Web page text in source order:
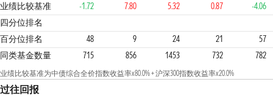
业绩比较基准
-1.72 7.80 5.32 0.87
-4.06
四分位排名
2 1 1 1 3 3
百分位排名 48 9 24 21
57
同类基金数量
715 856 1453 732 782
业绩比较基准为中债综合全价指数收益率x80.0% + 沪深300指数收益率x20.0%
过往回报